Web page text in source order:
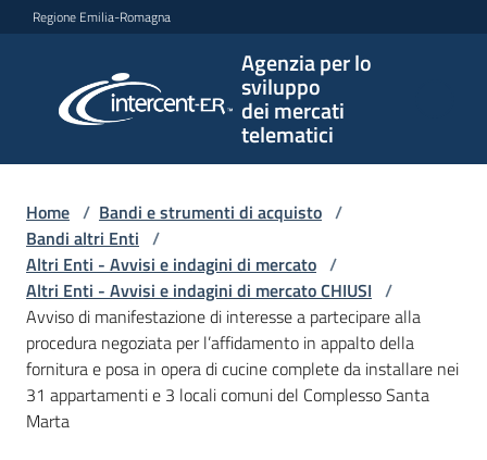
Vai al contenuto
Vai alla navigazione
Vai al footer
Regione Emilia-Romagna
Agenzia per lo
sviluppo
dei mercati
telematici
per lo
sviluppo
telematici
L'Agenzia
Bandi
e
Home / Bandi e strumenti di acquisto /
Bandi altri Enti /
Altri Enti - Avvisi e indagini di mercato /
Altri Enti - Avvisi e indagini di mercato CHIUSI /
Avviso di manifestazione di interesse a partecipare alla
procedura negoziata per l’affidamento in appalto della
fornitura e posa in opera di cucine complete da installare nei
31 appartamenti e 3 locali comuni del Complesso Santa
Marta